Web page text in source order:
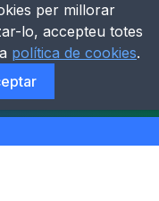
per millorar
lo, accepteu totes
política de cookies.